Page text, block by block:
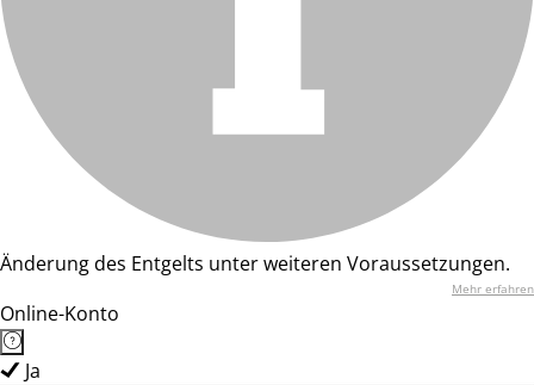
Änderung des Entgelts unter weiteren Voraussetzungen.
Mehr erfahren
Online-Konto
Ja